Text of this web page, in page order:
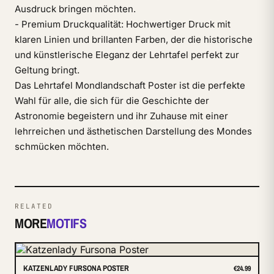
Ausdruck bringen möchten.
- Premium Druckqualität: Hochwertiger Druck mit
klaren Linien und brillanten Farben, der die historische
und künstlerische Eleganz der Lehrtafel perfekt zur
Geltung bringt.
Das Lehrtafel Mondlandschaft Poster ist die perfekte
Wahl für alle, die sich für die Geschichte der
Astronomie begeistern und ihr Zuhause mit einer
lehrreichen und ästhetischen Darstellung des Mondes
schmücken möchten.
RELATED
MOREMOTIFS
KATZENLADY FURSONA POSTER €24.99